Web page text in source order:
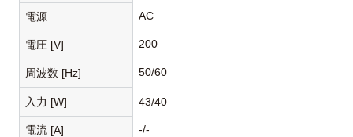
電源 AC
電圧 [V] 200
周波数 [Hz] 50/60
入力 [W] 43/40
電流 [A] -/-